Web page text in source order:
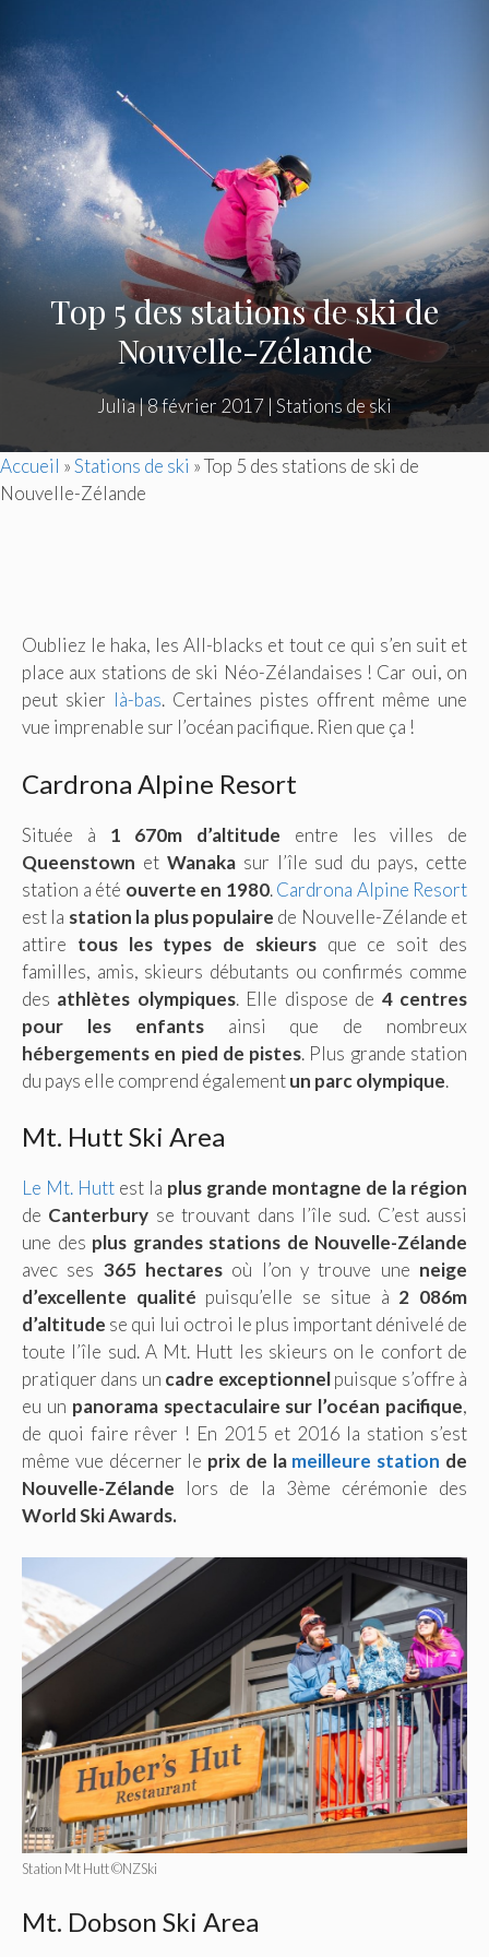
Top 5 des stations de ski de
Nouvelle-Zélande
Julia|8 février 2017 | Stations de ski
Accueil »Stations de ski »Top 5 des stations de ski de
Nouvelle-Zélande
Oubliez le haka, les All-blacks et tout ce qui s’en suit et
place aux stations de ski Néo-Zélandaises ! Car oui, on
peut skier là-bas. Certaines pistes offrent même une
vue imprenable sur l’océan pacifique. Rien que ça !
Cardrona Alpine Resort
Située à 1 670m d’altitude entre les villes de
Queenstown et Wanakasur l’île sud du pays, cette
station a été ouverte en 1980.Cardrona Alpine Resort
est la station la plus populaire de Nouvelle-Zélande et
attire tous les types de skieursque ce soit des
familles, amis, skieurs débutants ou confirmés comme
des athlètes olympiques. Elle dispose de 4 centres
pour les enfantsainsi que de nombreux
hébergements en pied de pistes. Plus grande station
du pays elle comprend égalementun parc olympique.
Mt. Hutt Ski Area
Le Mt. Hutt est la plus grande montagne de la région
de Canterbury se trouvant dans l’île sud. C’est aussi
une des plus grandes stations de Nouvelle-Zélande
avec ses 365 hectares où l’on y trouve une neige
d’excellente qualité puisqu’elle se situe à 2 086m
d’altitude se qui lui octroi le plus important dénivelé de
toute l’île sud. A Mt. Hutt les skieurs on le confort de
pratiquer dans un cadre exceptionnelpuisque s’offre à
eu un panorama spectaculaire sur l’océan pacifique,
de quoi faire rêver ! En 2015 et 2016 la station s’est
même vue décerner le prix de la meilleure station de
Nouvelle-Zélande lors de la 3ème cérémonie des
World Ski Awards.
Station Mt Hutt ©NZSki
Mt. Dobson Ski Area